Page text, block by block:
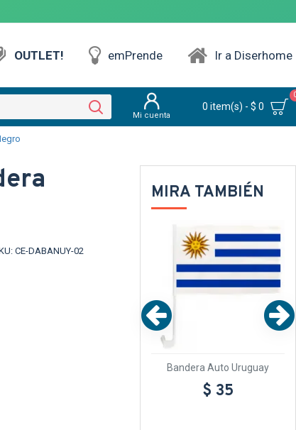
OUTLET! emPrende Ir a Diserhome
Mi cuenta
0 item(s) - $ 0
CE-DABANUY-02
MIRA TAMBIÉN
Bandera Poliester 150
Uruguay